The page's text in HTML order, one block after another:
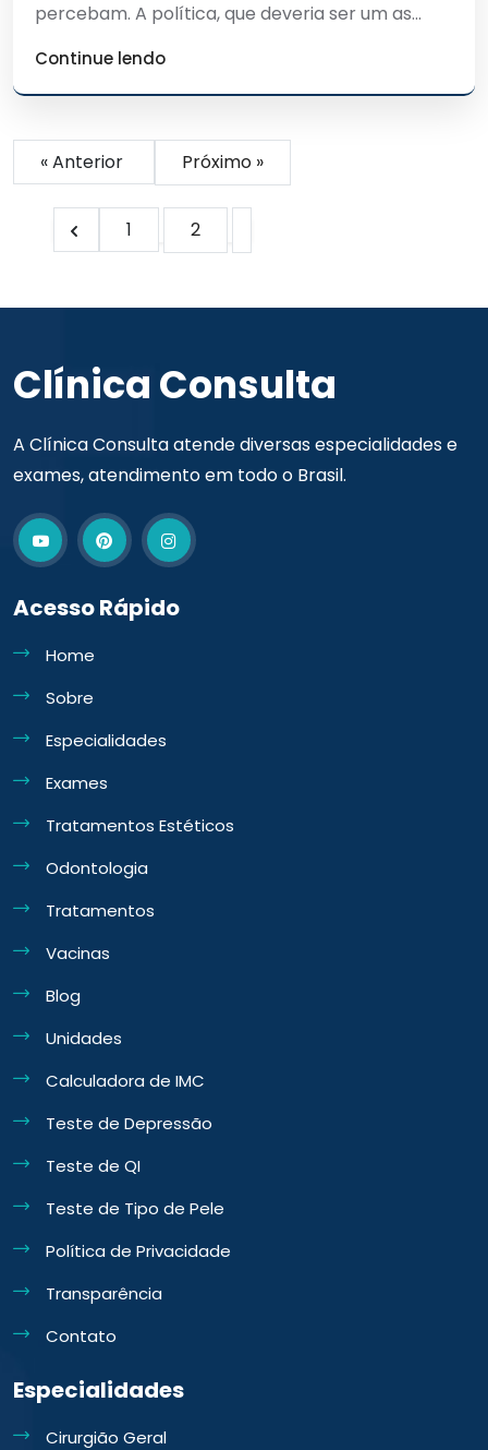
percebam. A política, que deveria ser um as...
Continue lendo
« Anterior Próximo »
1 2
Clínica Consulta
A Clínica Consulta atende diversas especialidades e
exames, atendimento em todo o Brasil.
Acesso Rápido
Home
Sobre
Especialidades
Exames
Tratamentos Estéticos
Odontologia
Tratamentos
Vacinas
Blog
Unidades
Calculadora de IMC
Teste de Depressão
Teste de QI
Teste de Tipo de Pele
Política de Privacidade
Transparência
Contato
Especialidades
Cirurgião Geral